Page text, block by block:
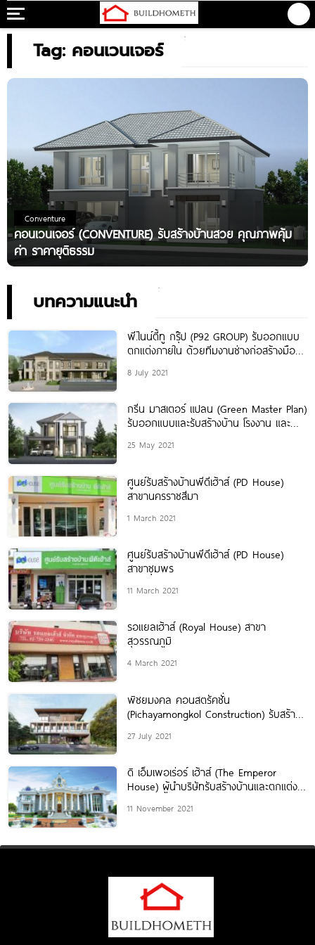
Tag: คอนเวนเจอร์
Conventure
คอนเวนเจอร์ (CONVENTURE) รับสร้างบ้านสวย คุณภาพคุ้ม
ค่า ราคายุติธรรม
บทความแนะนำ
พี.ไนน์ตี้ทู กรุ๊ป (P92 GROUP) รับออกแบบ
ตกแต่งภายใน ด้วยทีมงานช่างก่อสร้างมือ
8 July 2021
กรีน มาสเตอร์ แปลน (Green Master Plan)
รับออกแบบและรับสร้างบ้าน โรงงาน และ
25 May 2021
ศูนย์รับสร้างบ้านพีดีเฮ้าส์ (PD House)
สาขานครราชสีมา
1 March 2021
ศูนย์รับสร้างบ้านพีดีเฮ้าส์ (PD House)
สาขาชุมพร
11 March 2021
รอแยลเฮ้าส์ (Royal House) สาขา
สุวรรณภูมิ
4 March 2021
พิชยมงคล คอนสตรัคชั่น
(Pichayamongkol Construction) รับสร้าง
คุมงานทุกขั้นตอนโดยวิศวกร
27 July 2021
ดิ เอ็มเพอเร่อร์ เฮ้าส์ (The Emperor
House) ผู้นำบริษัทรับสร้างบ้านและตกแต่ง
11 November 2021